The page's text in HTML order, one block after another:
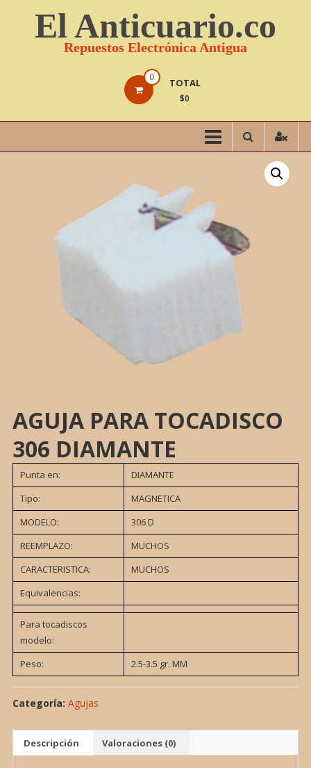
El Anticuario.co
Repuestos Electrónica Antigua
0 TOTAL
$0
AGUJA PARA TOCADISCO
306 DIAMANTE
Punta en:
DIAMANTE
Tipo:
MAGNETICA
MODELO:
306 D
REEMPLAZO:
MUCHOS
CARACTERISTICA:
MUCHOS
Equivalencias:
Para tocadiscos
modelo:
Peso:
2.5-3.5 gr. MM
Categoría: Agujas
Descripción Valoraciones (0)